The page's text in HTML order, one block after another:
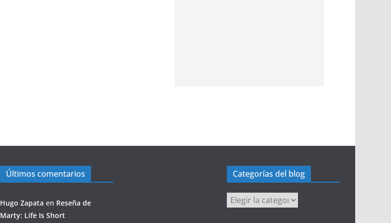
Últimos comentarios
Hugo Zapata en Reseña de
Marty: Life Is Short
Categorías del blog
Categorías
del